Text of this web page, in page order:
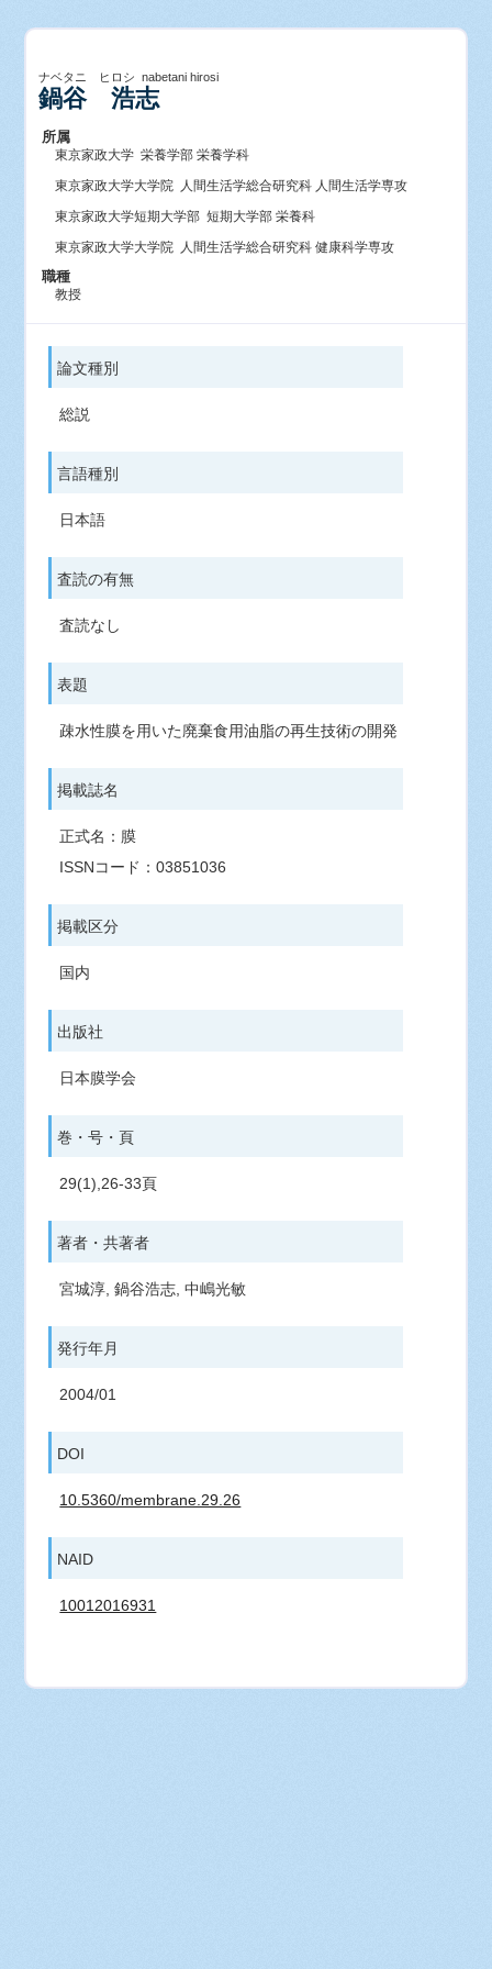
ナベタニ ヒロシ nabetani hirosi
鍋谷 浩志
所属
東京家政大学 栄養学部 栄養学科
東京家政大学大学院 人間生活学総合研究科 人間生活学専攻
東京家政大学短期大学部 短期大学部 栄養科
東京家政大学大学院 人間生活学総合研究科 健康科学専攻
職種
教授
論文種別
総説
言語種別
日本語
査読の有無
査読なし
表題
疎水性膜を用いた廃棄食用油脂の再生技術の開発
掲載誌名
正式名：膜
ISSNコード：03851036
掲載区分
国内
出版社
日本膜学会
巻・号・頁
29(1),26-33頁
著者・共著者
宮城淳, 鍋谷浩志, 中嶋光敏
発行年月
2004/01
DOI
10.5360/membrane.29.26
NAID
10012016931